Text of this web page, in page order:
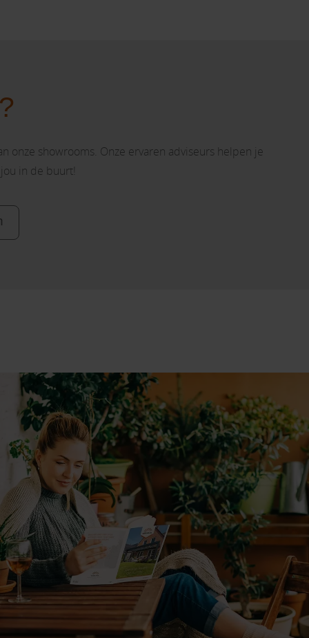
onze showrooms. Onze ervaren adviseurs helpen je
in de buurt!